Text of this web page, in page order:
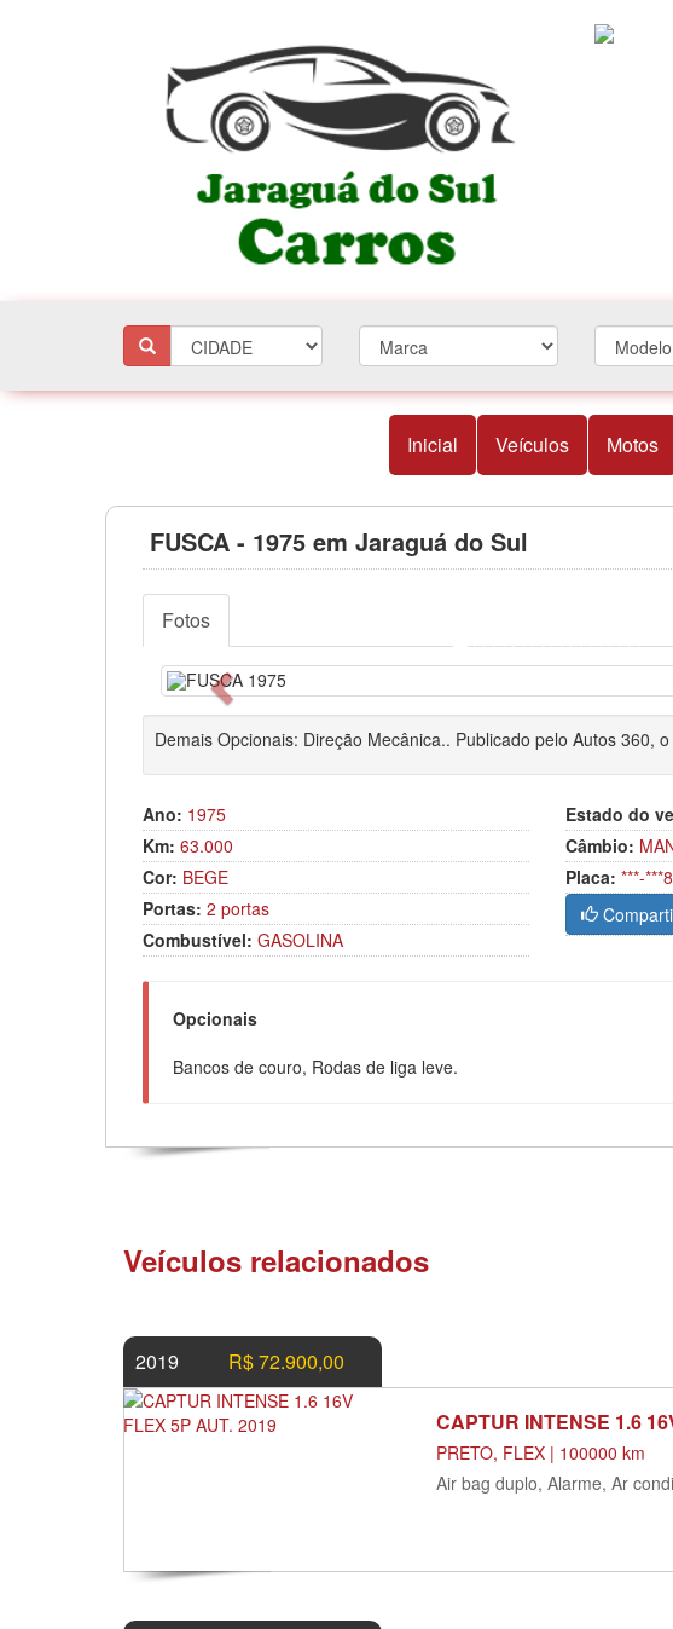
Inicial Veículos Motos
FUSCA - 1975 em Jaraguá do Sul
Fotos
Anterior
Demais Opcionais: Direção Mecânica.. Publicado pelo Autos 360,
Ano: 1975
Km: 63.000
Cor: BEGE
Portas: 2 portas
Combustível: GASOLINA
Estado do
Câmbio:
Placa: ***-***8
Opcionais
Bancos de couro, Rodas de liga leve.
Veículos relacionados
2019 R$ 72.900,00
CAPTUR INTENSE 1.6
PRETO, FLEX | 100000 km
Air bag duplo, Alarme, Ar